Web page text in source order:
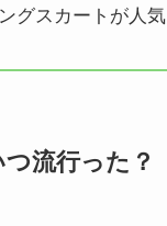
グスカートが人気
流行った？